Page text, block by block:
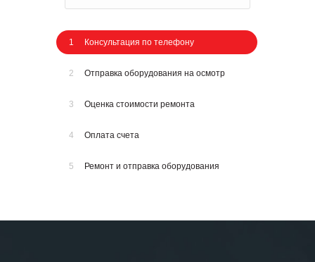
1 Консультация по телефону
2 Отправка оборудования на осмотр
3 Оценка стоимости ремонта
4 Оплата счета
5 Ремонт и отправка оборудования